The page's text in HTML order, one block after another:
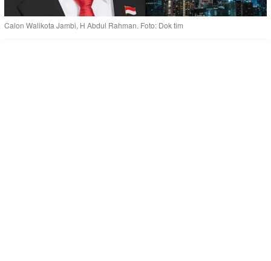
Calon Walikota Jambi, H Abdul Rahman. Foto: Dok tim